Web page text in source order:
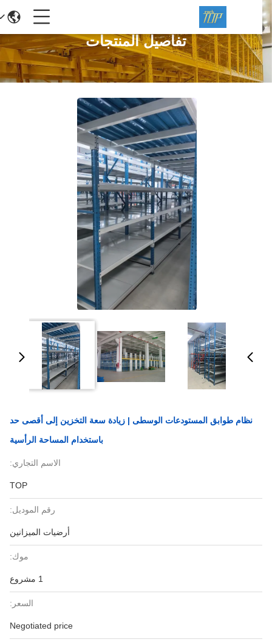
تفاصيل المنتجات
نظام طوابق المستودعات الوسطى | زيادة سعة التخزين إلى أقصى حد
باستخدام المساحة الرأسية
الاسم التجاري:
TOP
رقم الموديل:
أرضيات الميزانين
موك:
السعر:
Negotiated price